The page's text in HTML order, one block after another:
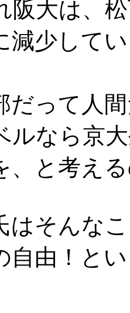
阪大は、
減少して
だって人
ルなら京
、と考え
はそんな
自由！と